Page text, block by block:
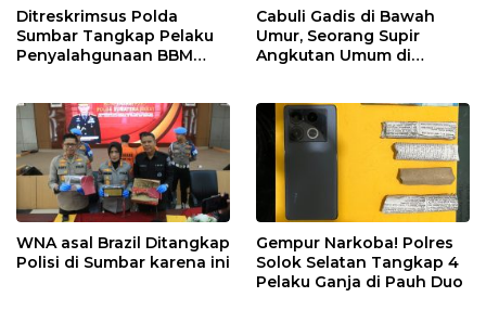
Ditreskrimsus Polda
Sumbar Tangkap Pelaku
Penyalahgunaan BBM
Cabuli Gadis di Bawah
Umur, Seorang Supir
Angkutan Umum di
WNA asal Brazil Ditangkap
Polisi di Sumbar karena ini
Gempur Narkoba! Polres
Solok Selatan Tangkap 4
Pelaku Ganja di Pauh Duo